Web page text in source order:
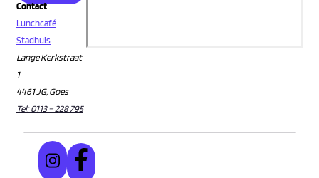
Contact
Lunchcafé
Stadhuis
Lange Kerkstraat
1
4461 JG, Goes
Tel: 0113 – 228 795